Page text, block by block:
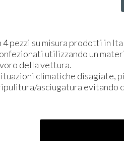
pezzi su misura prodotti in
utilizzando un
della vettura.
climatiche disagiate,
asciugatura evitando